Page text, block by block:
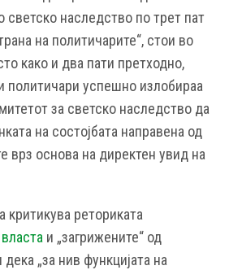
светско наследство по трет пат
на политичарите“, стои во
како и два пати претходно,
политичари успешно излобираа
за светско наследство да
на состојбата направена од
врз основа на директен увид на
критикува реториката
и „загрижените“ од
дека „за нив функцијата на